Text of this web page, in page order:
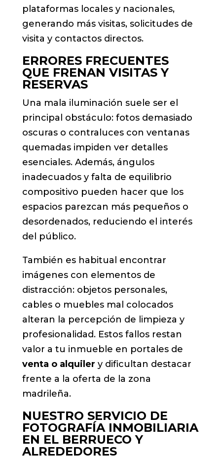
plataformas locales y nacionales,
generando más visitas, solicitudes de
visita y contactos directos.
ERRORES FRECUENTES
QUE FRENAN VISITAS Y
RESERVAS
Una mala iluminación suele ser el
principal obstáculo: fotos demasiado
oscuras o contraluces con ventanas
quemadas impiden ver detalles
esenciales. Además, ángulos
inadecuados y falta de equilibrio
compositivo pueden hacer que los
espacios parezcan más pequeños o
desordenados, reduciendo el interés
del público.
También es habitual encontrar
imágenes con elementos de
distracción: objetos personales,
cables o muebles mal colocados
alteran la percepción de limpieza y
profesionalidad. Estos fallos restan
valor a tu inmueble en portales de
venta o alquiler y dificultan destacar
frente a la oferta de la zona
madrileña.
NUESTRO SERVICIO DE
FOTOGRAFÍA INMOBILIARIA
EN EL BERRUECO Y
ALREDEDORES